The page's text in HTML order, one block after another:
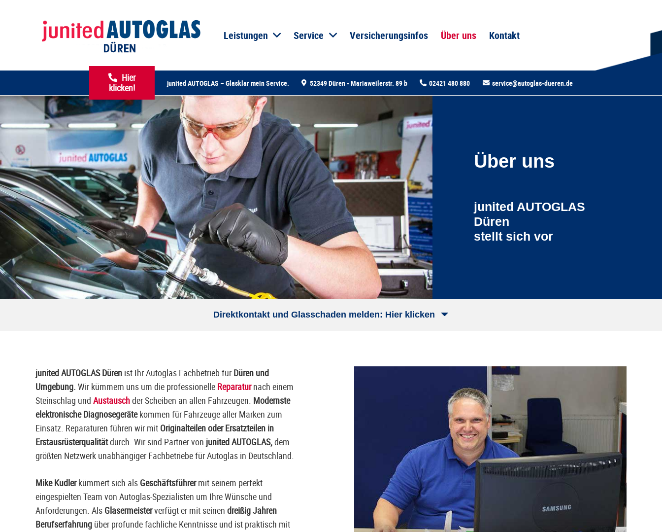
Leistungen Service Versicherungsinfos Über uns Kontakt
Hier
klicken!
junited AUTOGLAS – Glasklar mein Service. 52349 Düren • Mariaweilerstr. 89 b 02421 480 880 service@autoglas-dueren.de
Über uns
junited AUTOGLAS
Düren
stellt sich vor
Direktkontakt und Glasschaden melden: Hier klicken
junited AUTOGLAS Düren ist Ihr Autoglas Fachbetrieb für Düren und
Umgebung. Wir kümmern uns um die professionelle Reparaturnach einem
Steinschlag und Austauschder Scheiben an allen Fahrzeugen. Modernste
elektronische Diagnosegerätekommen für Fahrzeuge aller Marken zum
Einsatz. Reparaturen führen wir mit Originalteilen oder Ersatzteilen in
Erstausrüsterqualitätdurch. Wir sind Partner von junited AUTOGLAS,dem
größten Netzwerk unabhängiger Fachbetriebe für Autoglas in Deutschland.
Mike Kudlerkümmert sich als Geschäftsführermit seinem perfekt
eingespielten Team von Autoglas-Spezialisten um Ihre Wünsche und
Anforderungen. Als Glasermeisterverfügt er mit seinen dreißig Jahren
Berufserfahrung über profunde fachliche Kenntnisse und ist praktisch mit